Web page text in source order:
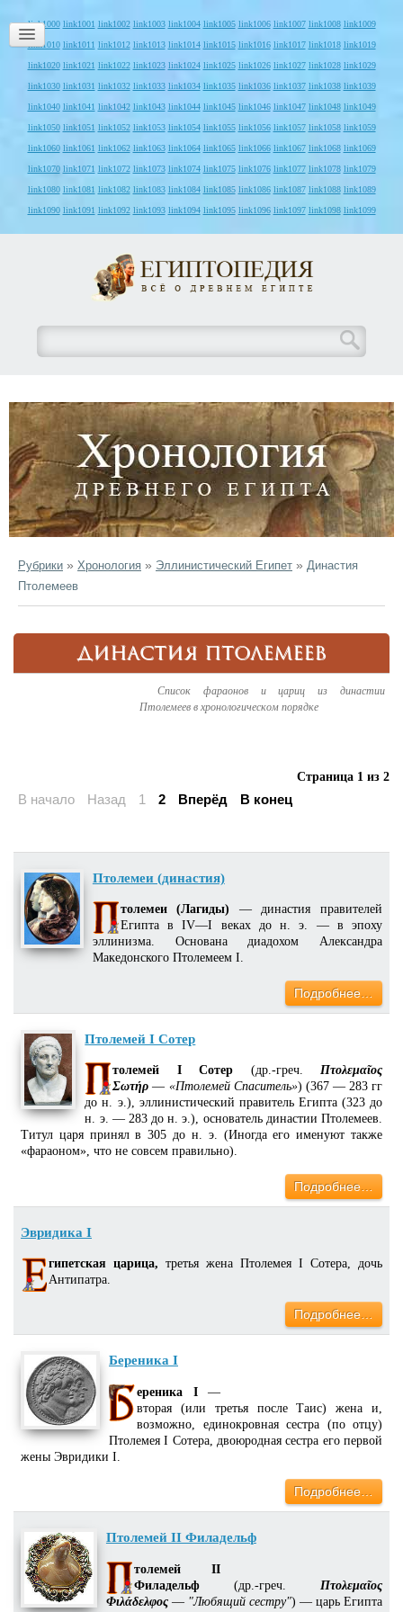
link1000 link1001 link1002 link1003 link1004 link1005 link1006 link1007 link1008 link1009
link1010 link1011 link1012 link1013 link1014 link1015 link1016 link1017 link1018 link1019
link1020 link1021 link1022 link1023 link1024 link1025 link1026 link1027 link1028 link1029
link1030 link1031 link1032 link1033 link1034 link1035 link1036 link1037 link1038 link1039
link1040 link1041 link1042 link1043 link1044 link1045 link1046 link1047 link1048 link1049
link1050 link1051 link1052 link1053 link1054 link1055 link1056 link1057 link1058 link1059
link1060 link1061 link1062 link1063 link1064 link1065 link1066 link1067 link1068 link1069
link1070 link1071 link1072 link1073 link1074 link1075 link1076 link1077 link1078 link1079
link1080 link1081 link1082 link1083 link1084 link1085 link1086 link1087 link1088 link1089
link1090 link1091 link1092 link1093 link1094 link1095 link1096 link1097 link1098 link1099
Рубрики » Хронология » Эллинистический Египет » Династия
Птолемеев
ДИНАСТИЯ ПТОЛЕМЕЕВ
Список фараонов и цариц из династии
Птолемеев в хронологическом порядке
Страница 1 из 2
В начало Назад 1 2 Вперёд В конец
Птолемеи (династия)
толемеи (Лагиды) — династия правителей
Египта в IV—I веках до н. э. — в эпоху
эллинизма. Основана диадохом Александра
Македонского Птолемеем I.
Подробнее…
Птолемей I Сотер
толемей I Сотер (др.-греч.Πτολεμαῖος
Σωτήρ — «Птолемей Спаситель») (367 — 283 гг
до н. э.), эллинистический правитель Египта (323 до
н. э. — 283 до н. э.), основатель династии Птолемеев.
Титул царя принял в 305 до н. э. (Иногда его именуют также
«фараоном», что не совсем правильно).
Подробнее…
Эвридика I
гипетская царица, третья жена Птолемея I Сотера, дочь
Антипатра.
Подробнее…
Береника I
ереника I—
вторая (или третья после Таис) жена и,
возможно, единокровная сестра (по отцу)
Птолемея I Сотера, двоюродная сестра его первой
жены Эвридики I.
Подробнее…
Птолемей II Филадельф
толемей II
Филадельф(др.-греч. Πτολεμαῖος
Φιλάδελφος— "Любящий сестру") — царь Египта